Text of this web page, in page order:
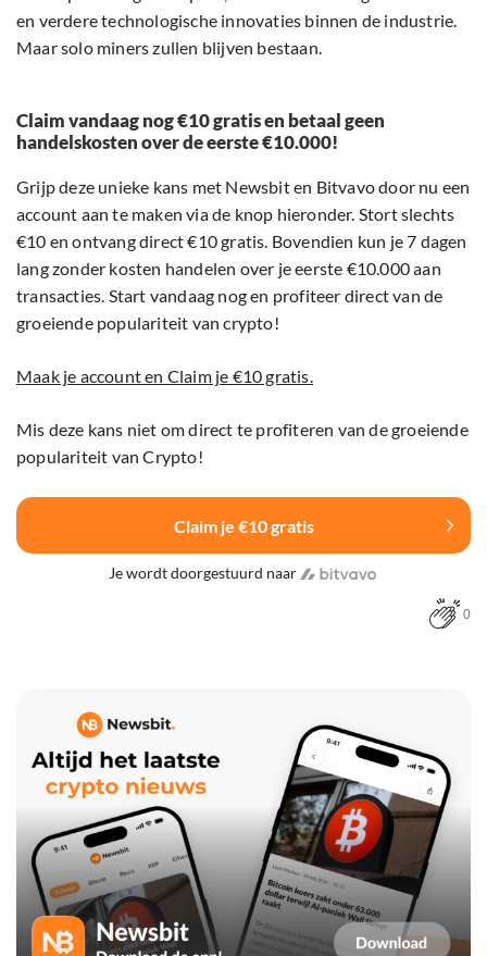
en verdere technologische innovaties binnen de industrie.
Maar solo miners zullen blijven bestaan.
Claim vandaag nog €10 gratis en betaal geen
handelskosten over de eerste €10.000!
Grijp deze unieke kans met Newsbit en Bitvavo door nu een
account aan te maken via de knop hieronder. Stort slechts
€10 en ontvang direct €10 gratis. Bovendien kun je 7 dagen
lang zonder kosten handelen over je eerste €10.000 aan
transacties. Start vandaag nog en profiteer direct van de
groeiende populariteit van crypto!
Maak je account en Claim je €10 gratis.
Mis deze kans niet om direct te profiteren van de groeiende
populariteit van Crypto!
Claim je €10 gratis
Je wordt doorgestuurd naar
0